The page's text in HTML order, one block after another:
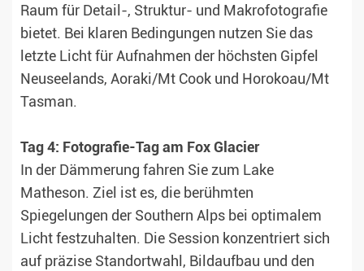
Raum für Detail-, Struktur- und Makrofotografie
bietet. Bei klaren Bedingungen nutzen Sie das
letzte Licht für Aufnahmen der höchsten Gipfel
Neuseelands, Aoraki/Mt Cook und Horokoau/Mt
Tasman.
Tag 4: Fotografie-Tag am Fox Glacier
In der Dämmerung fahren Sie zum Lake
Matheson. Ziel ist es, die berühmten
Spiegelungen der Southern Alps bei optimalem
Licht festzuhalten. Die Session konzentriert sich
auf präzise Standortwahl, Bildaufbau und den